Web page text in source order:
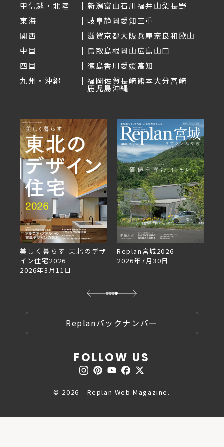
甲信越・北陸 新潟富山石川福井山梨長野
東海
岐阜静岡愛知三重
関西
滋賀京都大阪兵庫奈良和歌山
中国
鳥取島根岡山広島山口
四国
徳島香川愛媛高知
九州・沖縄
福岡佐賀長崎熊本大分宮崎
鹿児島沖縄
Replan宮城2026
2026年7月30日
Replan北海道VOL.153
2026年6月27日
Replanバックナンバー
FOLLOW US
© 2026 - Replan Web Magazine.